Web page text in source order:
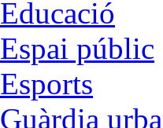
Educació
Espai públic
Esports
Guàrdia